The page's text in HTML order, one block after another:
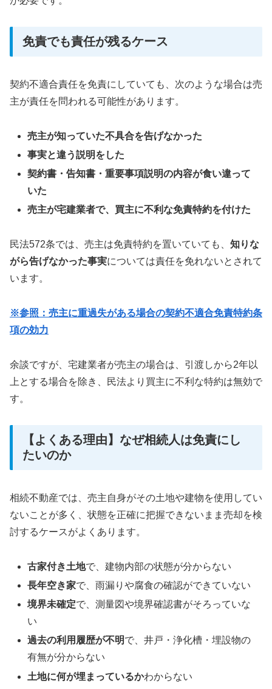
免責でも責任が残るケース
契約不適合責任を免責にしていても、次のような場合は売
主が責任を問われる可能性があります。
売主が知っていた不具合を告げなかった
事実と違う説明をした
契約書・告知書・重要事項説明の内容が食い違って
いた
売主が宅建業者で、買主に不利な免責特約を付けた
民法572条では、売主は免責特約を置いていても、 知りな
がら告げなかった事実については責任を免れないとされて
います。
※参照：売主に重過失がある場合の契約不適合免責特約条
項の効力
余談ですが、宅建業者が売主の場合は、引渡しから2年以
上とする場合を除き、民法より買主に不利な特約は無効で
す。
【よくある理由】なぜ相続人は免責にし
たいのか
相続不動産では、売主自身がその土地や建物を使用してい
ないことが多く、状態を正確に把握できないまま売却を検
討するケースがよくあります。
古家付き土地で、建物内部の状態が分からない
長年空き家で、雨漏りや腐食の確認ができていない
境界未確定で、測量図や境界確認書がそろっていな
い
過去の利用履歴が不明で、井戸・浄化槽・埋設物の
有無が分からない
土地に何が埋まっているかわからない